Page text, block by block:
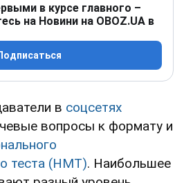
в курсе главного –
на Новини на OBOZ.UA в
в соцсетях
вопросы к формату и
теста (НМТ). Наибольшее